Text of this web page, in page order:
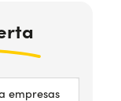
+34672028071
empresas